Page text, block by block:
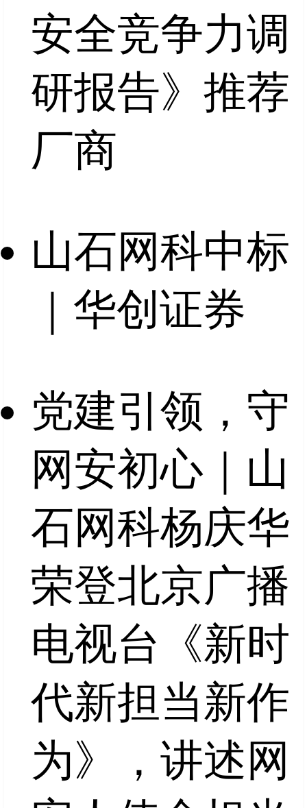
安全竞争力调
研报告》推荐
厂商
山石网科中标
｜华创证券
党建引领，守
网安初心｜山
石网科杨庆华
荣登北京广播
电视台《新时
代新担当新作
为》，讲述网